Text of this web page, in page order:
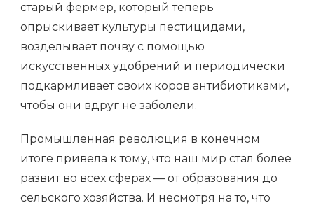
старый фермер, который теперь
опрыскивает культуры пестицидами,
возделывает почву с помощью
искусственных удобрений и периодически
подкармливает своих коров антибиотиками,
чтобы они вдруг не заболели.
Промышленная революция в конечном
итоге привела к тому, что наш мир стал более
развит во всех сферах — от образования до
сельского хозяйства. И несмотря на то, что